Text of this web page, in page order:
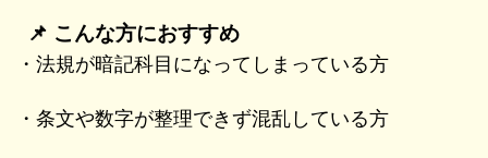
📌 こんな方におすすめ
・法規が暗記科目になってしまっている方
・条文や数字が整理できず混乱している方